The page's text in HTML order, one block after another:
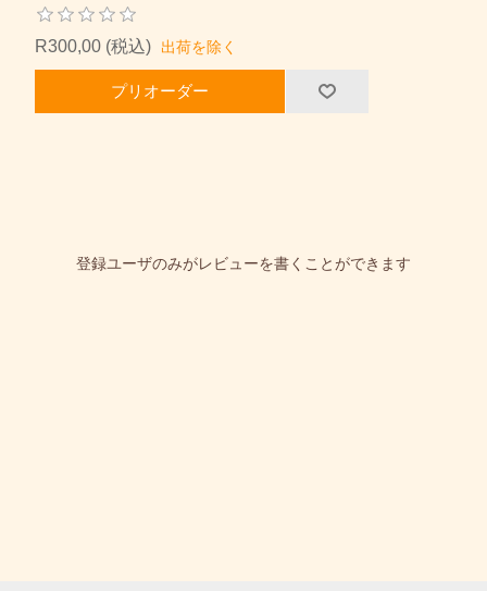
R300,00 (税込) 出荷を除く
プリオーダー
登録ユーザのみがレビューを書くことができます